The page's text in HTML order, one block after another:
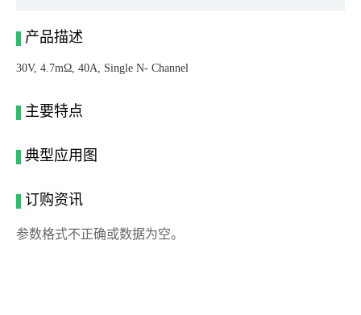
产品描述
30V, 4.7mΩ, 40A, Single N- Channel
主要特点
典型应用图
订购资讯
参数格式不正确或数据为空。